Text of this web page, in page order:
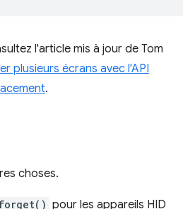
l'article mis à jour de Tom
plusieurs écrans avec l'API
.
choses.
pour les appareils HID